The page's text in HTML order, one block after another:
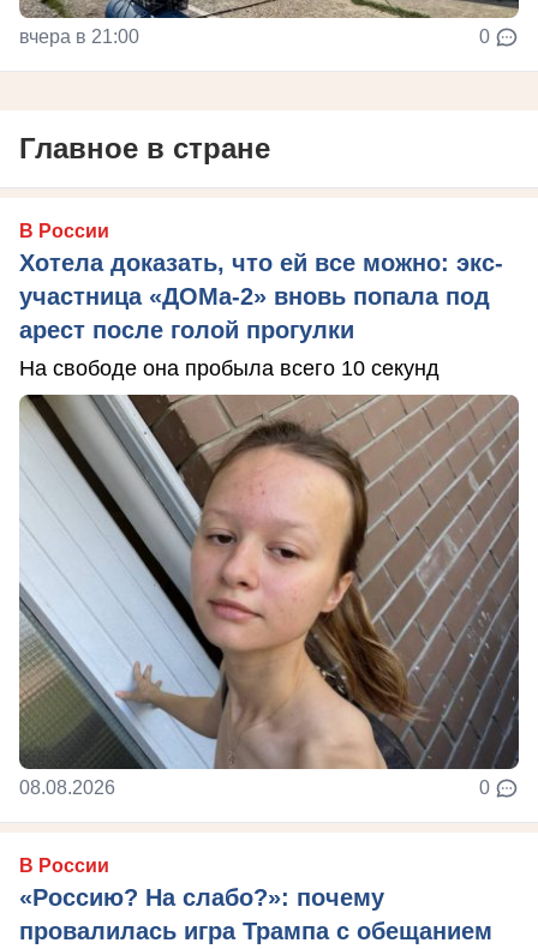
вчера в 21:00 0
Главное в стране
В России
Хотела доказать, что ей все можно: экс-
участница «ДОМа-2» вновь попала под
арест после голой прогулки
На свободе она пробыла всего 10 секунд
08.08.2026 0
В России
«Россию? На слабо?»: почему
провалилась игра Трампа с обещанием